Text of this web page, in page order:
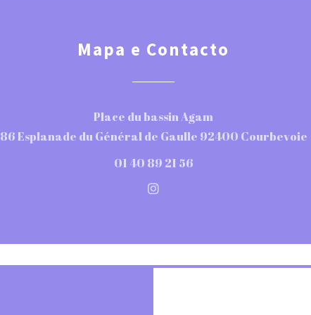
Mapa e Contacto
Place du bassin Agam
86 Esplanade du Général de Gaulle 92400 Courbevoie
01 40 89 21 56
Instagram ((abre numa